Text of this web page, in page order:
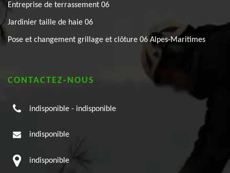
Entreprise de terrassement 06
Jardinier taille de haie 06
Pose et changement grillage et clôture 06 Alpes-Maritimes
CONTACTEZ-NOUS
indisponible - indisponible
indisponible
indisponible